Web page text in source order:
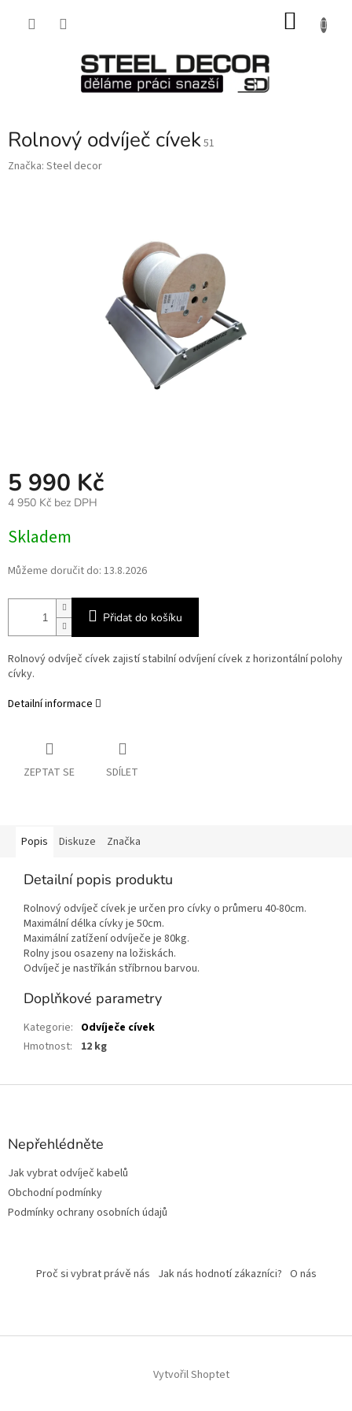
Rolnový odvíječ cívek51
Značka: Steel decor
5 990 Kč
4 950 Kč bez DPH
cena:
Skladem
Můžeme doručit do: 13.8.2026
Přidat do košíku
Rolnový odvíječ cívek zajistí stabilní odvíjení cívek z horizontální polohy
cívky.
Detailní informace
ZEPTAT SE SDÍLET
Popis Diskuze Značka
Detailní popis produktu
Rolnový odvíječ cívek je určen pro cívky o průmeru 40-80cm.
Maximální délka cívky je 50cm.
Maximální zatížení odvíječe je 80kg.
Rolny jsou osazeny na ložiskách.
Odvíječ je nastříkán stříbrnou barvou.
Doplňkové parametry
Kategorie: Odvíječe cívek
Hmotnost: 12 kg
Z
Nepřehlédněte
Jak vybrat odvíječ kabelů
Obchodní podmínky
Podmínky ochrany osobních údajů
Proč si vybrat právě nás Jak nás hodnotí zákazníci? O nás
Vytvořil Shoptet